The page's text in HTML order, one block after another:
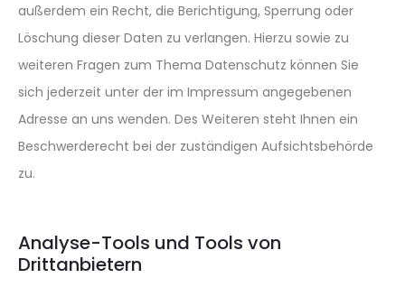
außerdem ein Recht, die Berichtigung, Sperrung oder
Löschung dieser Daten zu verlangen. Hierzu sowie zu
weiteren Fragen zum Thema Datenschutz können Sie
sich jederzeit unter der im Impressum angegebenen
Adresse an uns wenden. Des Weiteren steht Ihnen ein
Beschwerderecht bei der zuständigen Aufsichtsbehörde
zu.
Analyse-Tools und Tools von
Drittanbietern